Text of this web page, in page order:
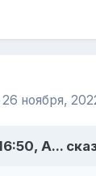
26 ноября,
A...